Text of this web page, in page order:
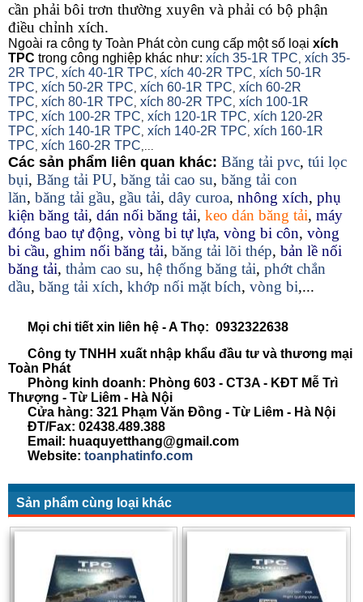
cần phải bôi trơn thường xuyên và phải có bộ phận
điều chỉnh xích.
Ngoài ra công ty Toàn Phát còn cung cấp một số loại xích
TPC trong công nghiệp khác như: xích 35-1R TPC, xích 35-
2R TPC, xích 40-1R TPC, xích 40-2R TPC, xích 50-1R
TPC, xích 50-2R TPC, xích 60-1R TPC, xích 60-2R
TPC, xích 80-1R TPC, xích 80-2R TPC, xích 100-1R
TPC, xích 100-2R TPC, xích 120-1R TPC, xích 120-2R
TPC, xích 140-1R TPC, xích 140-2R TPC, xích 160-1R
TPC, xích 160-2R TPC,...
Các sản phẩm liên quan khác: Băng tải pvc, túi lọc
bụi, Băng tải PU, băng tải cao su, băng tải con
lăn, băng tải gầu, gầu tải, dây curoa, nhông xích, phụ
kiện băng tải, dán nối băng tải, keo dán băng tải, máy
đóng bao tự động, vòng bi tự lựa, vòng bi côn, vòng
bi cầu, ghim nối băng tải, băng tải lõi thép, bản lề nối
băng tải, thảm cao su, hệ thống băng tải, phớt chắn
dầu, băng tải xích, khớp nối mặt bích, vòng bi,...
Mọi chi tiết xin liên hệ - A Thọ: 0932322638
Công ty TNHH xuất nhập khẩu đầu tư và thương mại
Toàn Phát
Phòng kinh doanh: Phòng 603 - CT3A - KĐT Mễ Trì
Thượng - Từ Liêm - Hà Nội
Cửa hàng: 321 Phạm Văn Đồng - Từ Liêm - Hà Nội
ĐT/Fax: 02438.489.388
Email: huaquyetthang@gmail.com
Website: toanphatinfo.com
Sản phẩm cùng loại khác